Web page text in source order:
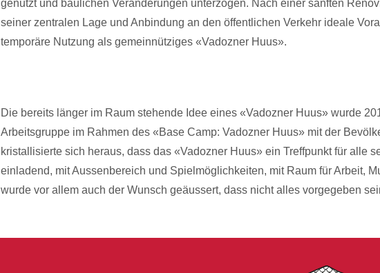
genutzt und baulichen Veränderungen unterzogen. Nach einer sanften
seiner zentralen Lage und Anbindung an den öffentlichen Verkehr ideale
temporäre Nutzung als gemeinnütziges «Vadozner Huus».
Die bereits länger im Raum stehende Idee eines «Vadozner Huus» wurde
Arbeitsgruppe im Rahmen des «Base Camp: Vadozner Huus» mit der
kristallisierte sich heraus, dass das «Vadozner Huus» ein Treffpunkt für alle
einladend, mit Aussenbereich und Spielmöglichkeiten, mit Raum für Arbeit,
wurde vor allem auch der Wunsch geäussert, dass nicht alles vorgegeben